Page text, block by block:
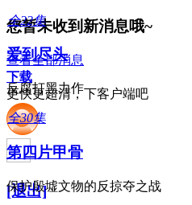
您暂未收到新消息哦~
查看全部消息
下载
更快更超清，下客户端吧
[退出]
全22集
爱到尽头
反腐打黑力作
全30集
第四片甲骨
保护殷墟文物的反掠夺之战